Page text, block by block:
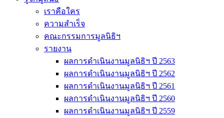
เราคือใคร
ความสำเร็จ
คณะกรรมการมูลนิธิฯ
รายงาน
ผลการดำเนินงานมูลนิธิฯ ปี 2563
ผลการดำเนินงานมูลนิธิฯ ปี 2562
ผลการดำเนินงานมูลนิธิฯ ปี 2561
ผลการดำเนินงานมูลนิธิฯ ปี 2560
ผลการดำเนินงานมูลนิธิฯ ปี 2559